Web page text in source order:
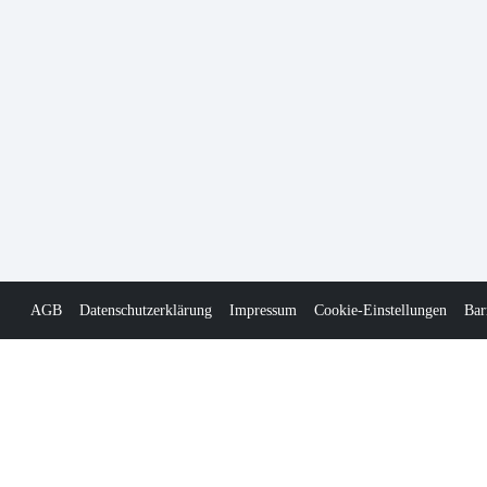
AGB Datenschutzerklärung Impressum Cookie-Einstellungen